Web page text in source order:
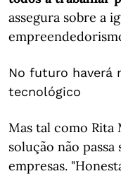
assegura sobre a
No futuro haverá
tecnológico
Mas tal como Rita
solução não
empresas.